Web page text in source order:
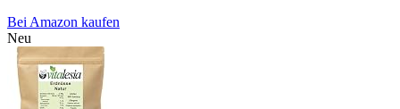
Bei Amazon kaufen
Neu